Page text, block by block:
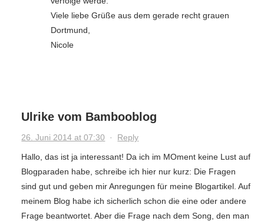
Viele liebe Grüße aus dem gerade recht grauen
Dortmund,
Nicole
Ulrike vom Bambooblog
26. Juni 2014 at 07:30 · Reply
Hallo, das ist ja interessant! Da ich im MOment keine Lust auf
Blogparaden habe, schreibe ich hier nur kurz: Die Fragen
sind gut und geben mir Anregungen für meine Blogartikel. Auf
meinem Blog habe ich sicherlich schon die eine oder andere
Frage beantwortet. Aber die Frage nach dem Song, den man